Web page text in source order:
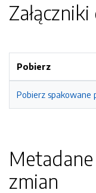
Pobierz
Pobierz spakowane
zmian